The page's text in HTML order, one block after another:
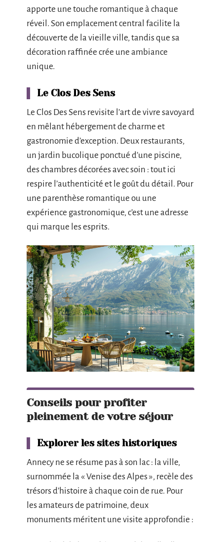
apporte une touche romantique à chaque
réveil. Son emplacement central facilite la
découverte de la vieille ville, tandis que sa
décoration raffinée crée une ambiance
unique.
Le Clos Des Sens
Le Clos Des Sens revisite l’art de vivre savoyard
en mêlant hébergement de charme et
gastronomie d’exception. Deux restaurants,
un jardin bucolique ponctué d’une piscine,
des chambres décorées avec soin : tout ici
respire l’authenticité et le goût du détail. Pour
une parenthèse romantique ou une
expérience gastronomique, c’est une adresse
qui marque les esprits.
Conseils pour profiter
pleinement de votre séjour
Explorer les sites historiques
Annecy ne se résume pas à son lac : la ville,
surnommée la « Venise des Alpes », recèle des
trésors d’histoire à chaque coin de rue. Pour
les amateurs de patrimoine, deux
monuments méritent une visite approfondie :